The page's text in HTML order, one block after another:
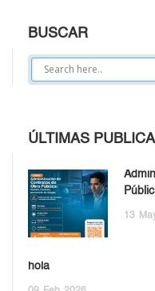
BUSCAR
ÚLTIMAS
13
hola